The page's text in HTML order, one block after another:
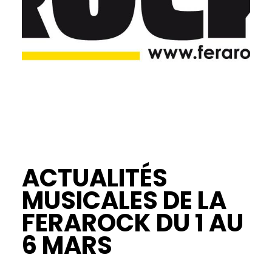
ACTUALITÉS
MUSICALES DE LA
FERAROCK DU 1 AU
6 MARS